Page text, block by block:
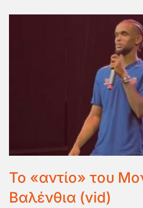
Το «αντίο» του
Βαλένθια (vid)